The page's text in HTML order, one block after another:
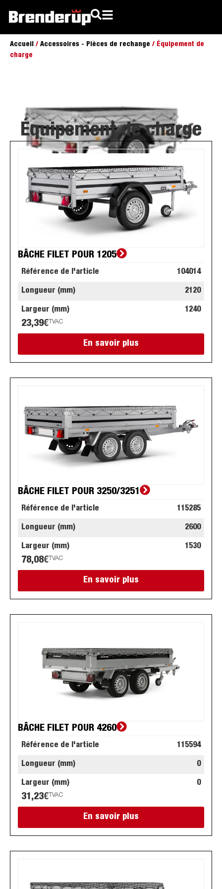
Accueil / Accessoires - Pièces de rechange / Équipement de
charge
Équipement de charge
BÂCHE FILET POUR 1205
Référence de l'article 104014
Longueur (mm) 2120
Largeur (mm) 1240
23,39€ TVAC
En savoir plus
BÂCHE FILET POUR 3250/3251
Référence de l'article 115285
Longueur (mm) 2600
Largeur (mm) 1530
78,08€ TVAC
En savoir plus
BÂCHE FILET POUR 4260
Référence de l'article 115594
Longueur (mm) 0
Largeur (mm) 0
31,23€ TVAC
En savoir plus